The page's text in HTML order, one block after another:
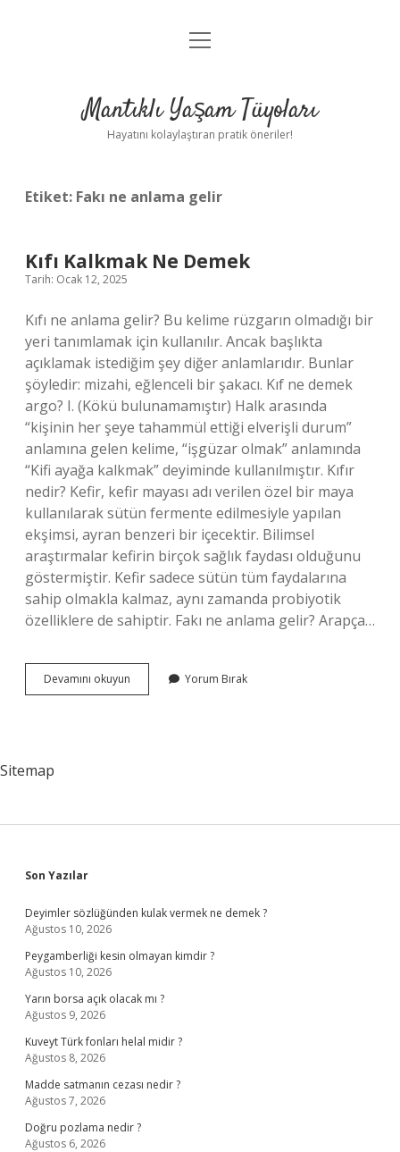
Anasayfa
Yasal Uyarı
menüyü
Mantıklı Yaşam Tüyoları
Hayatını kolaylaştıran pratik öneriler!
Etiket: Fakı ne anlama gelir
Kıfı Kalkmak Ne Demek
Tarih: Ocak 12, 2025
Kıfı ne anlama gelir? Bu kelime rüzgarın olmadığı bir
yeri tanımlamak için kullanılır. Ancak başlıkta
açıklamak istediğim şey diğer anlamlarıdır. Bunlar
şöyledir: mizahi, eğlenceli bir şakacı. Kıf ne demek
argo? I. (Kökü bulunamamıştır) Halk arasında
“kişinin her şeye tahammül ettiği elverişli durum”
anlamına gelen kelime, “işgüzar olmak” anlamında
“Kifi ayağa kalkmak” deyiminde kullanılmıştır. Kıfır
nedir? Kefir, kefir mayası adı verilen özel bir maya
kullanılarak sütün fermente edilmesiyle yapılan
ekşimsi, ayran benzeri bir içecektir. Bilimsel
araştırmalar kefirin birçok sağlık faydası olduğunu
göstermiştir. Kefir sadece sütün tüm faydalarına
sahip olmakla kalmaz, aynı zamanda probiyotik
özelliklere de sahiptir. Fakı ne anlama gelir? Arapça…
Devamını okuyun
Kalkmak
Yorum Bırak
Sitemap
Sidebar
Son Yazılar
Deyimler sözlüğünden kulak vermek ne demek ?
Ağustos 10, 2026
Peygamberliği kesin olmayan kimdir ?
Ağustos 10, 2026
Yarın borsa açık olacak mı ?
Ağustos 9, 2026
Kuveyt Türk fonları helal midir ?
Ağustos 8, 2026
Madde satmanın cezası nedir ?
Ağustos 7, 2026
Doğru pozlama nedir ?
Ağustos 6, 2026